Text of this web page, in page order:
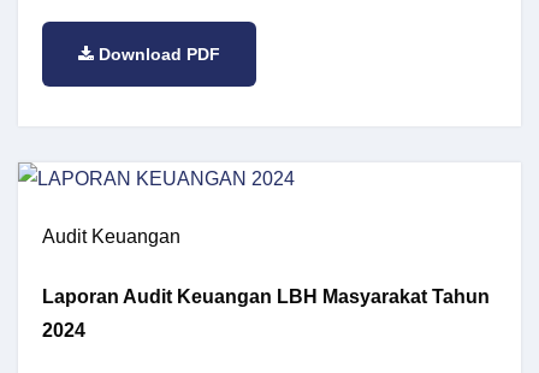
Download PDF
Audit Keuangan
Laporan Audit Keuangan LBH Masyarakat Tahun
2024